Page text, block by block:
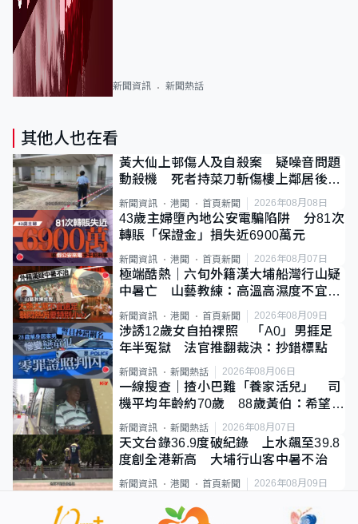
新聞資訊 新聞熱話
其他人也在看
黃大仙上邨傷人及自殺案 疑噪音問題
動殺機 死者持菜刀斬傷樓上鄰居後墮
斃
新聞資訊 港聞 首頁新聞 2026年08月08日
43歲主婦墮內地公安電騙陷阱 分81次
轉賬「保證金」損失近6900萬元
新聞資訊 港聞 首頁新聞 2026年08月07日
極端酷熱｜六旬外籍漢大埔船灣行山疑
中暑亡 山藝教練：高溫高濕度不宜遠
新聞資訊 港聞 首頁新聞 2026年08月09日
涉誘12歲女自拍祼照 「A0」男捱足
年半冤獄 法官推翻裁決：抄錯標點
新聞資訊 新聞熱話 2026年08月06日
一線搜查｜揸小巴難「養家活兒」 司
機平均年齡約70歲 88歲黃伯：希望一
直揸落去
新聞資訊 新聞熱話 2026年08月07日
天文台錄36.9度破紀錄 上水飆至39.8
度創全港新高 大埔行山客中暑不治
新聞資訊 港聞 首頁新聞 2026年08月09日